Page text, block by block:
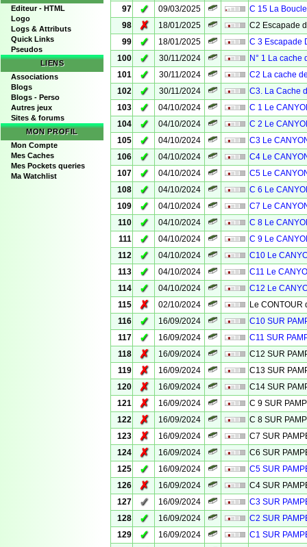
Editeur - HTML
Logo
Logs & Attributs
Quick Links
Pseudos
LIENS
Associations
Blogs
Blogs - Perso
Autres jeux
Sites & forums
MON PROFIL
Mon Compte
Mes Caches
Mes Pockets queries
Ma Watchlist
97
✓ 09/03/2025
C 15 La
98
✗ 18/01/2025
C2 Escapade
99
✓ 18/01/2025
C 3 Escapade
100
✓ 30/11/2024
N° 1 La cache
101
✓ 30/11/2024
C2 La cache
102
✓ 30/11/2024
C3. La Cache
103
✓ 04/10/2024
C 1 Le
104
✓ 04/10/2024
C 2 Le
105
✓ 04/10/2024
C3 Le
106
✓ 04/10/2024
C4 Le
107
✓ 04/10/2024
C5 Le
108
✓ 04/10/2024
C 6 Le
109
✓ 04/10/2024
C7 Le
110
✓ 04/10/2024
C 8 Le
111
✓ 04/10/2024
C 9 Le
112
✓ 04/10/2024
C10 Le
113
✓ 04/10/2024
C11 Le
114
✓ 04/10/2024
C12 Le
115
✗ 02/10/2024
Le CONTOUR
116
✓ 16/09/2024
C10 SUR
117
✓ 16/09/2024
C11 SUR
118
✗ 16/09/2024
C12 SUR
119
✗ 16/09/2024
C13 SUR
120
✗ 16/09/2024
C14 SUR
121
✗ 16/09/2024
C 9 SUR
122
✗ 16/09/2024
C 8 SUR
123
✗ 16/09/2024
C7 SUR
124
✗ 16/09/2024
C6 SUR
125
✓ 16/09/2024
C5 SUR
126
✗ 16/09/2024
C4 SUR
127
✓ 16/09/2024
C3 SUR
128
✓ 16/09/2024
C2 SUR
129
✓ 16/09/2024
C1 SUR